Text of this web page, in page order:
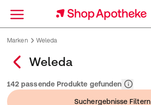
Menü
Marken Weleda
Weleda
142 passende Produkte gefundenRelevanz
Suchergebnisse Filtern